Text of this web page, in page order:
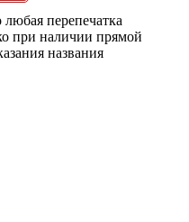
перепечатка
при наличии прямой
названия